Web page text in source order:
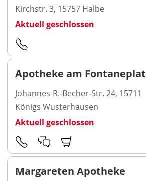
Kirchstr. 3, 15757 Halbe
Aktuell geschlossen
Apotheke am
Johannes-R.-Becher-Str. 24, 15711
Königs Wusterhausen
Aktuell geschlossen
Margareten Apotheke